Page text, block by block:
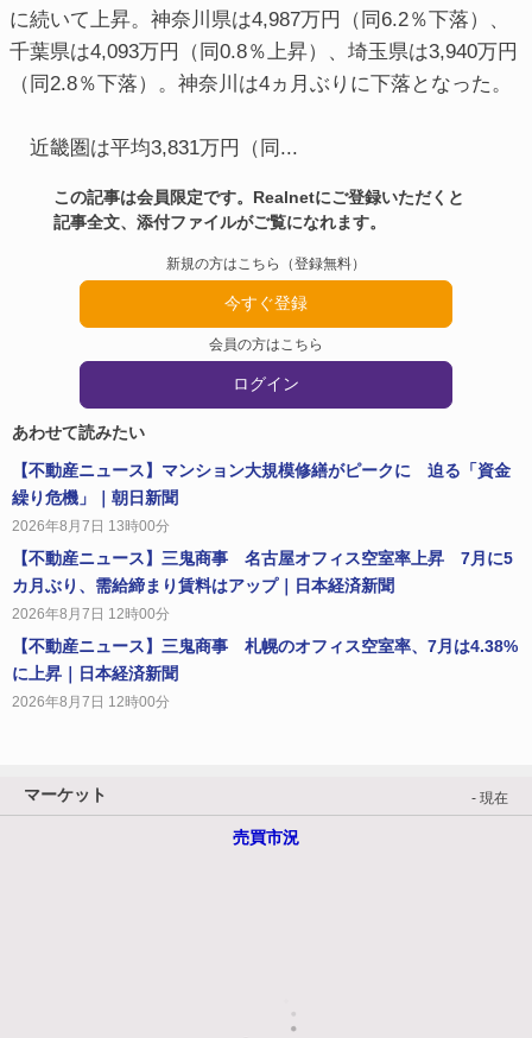
に続いて上昇。神奈川県は4,987万円（同6.2％下落）、
千葉県は4,093万円（同0.8％上昇）、埼玉県は3,940万円
（同2.8％下落）。神奈川は4ヵ月ぶりに下落となった。
近畿圏は平均3,831万円（同...
この記事は会員限定です。Realnetにご登録いただくと
記事全文、添付ファイルがご覧になれます。
新規の方はこちら（登録無料）
今すぐ登録
会員の方はこちら
ログイン
あわせて読みたい
【不動産ニュース】マンション大規模修繕がピークに 迫る「資金
繰り危機」｜朝日新聞
2026年8月7日 13時00分
【不動産ニュース】三鬼商事 名古屋オフィス空室率上昇 7月に5
カ月ぶり、需給締まり賃料はアップ｜日本経済新聞
2026年8月7日 12時00分
【不動産ニュース】三鬼商事 札幌のオフィス空室率、7月は4.38%
に上昇｜日本経済新聞
2026年8月7日 12時00分
マーケット - 現在
売買市況